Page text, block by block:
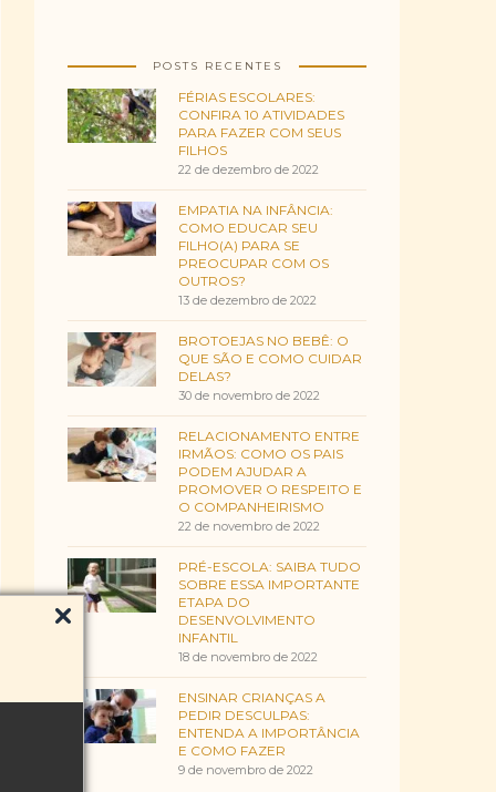
POSTS RECENTES
FÉRIAS ESCOLARES:
CONFIRA 10 ATIVIDADES
PARA FAZER COM SEUS
FILHOS
22 de dezembro de 2022
EMPATIA NA INFÂNCIA:
COMO EDUCAR SEU
FILHO(A) PARA SE
PREOCUPAR COM OS
OUTROS?
13 de dezembro de 2022
BROTOEJAS NO BEBÊ: O
QUE SÃO E COMO CUIDAR
DELAS?
30 de novembro de 2022
RELACIONAMENTO ENTRE
IRMÃOS: COMO OS PAIS
PODEM AJUDAR A
PROMOVER O RESPEITO E
O COMPANHEIRISMO
22 de novembro de 2022
PRÉ-ESCOLA: SAIBA TUDO
SOBRE ESSA IMPORTANTE
ETAPA DO
DESENVOLVIMENTO
INFANTIL
18 de novembro de 2022
ENSINAR CRIANÇAS A
PEDIR DESCULPAS:
ENTENDA A IMPORTÂNCIA
E COMO FAZER
9 de novembro de 2022